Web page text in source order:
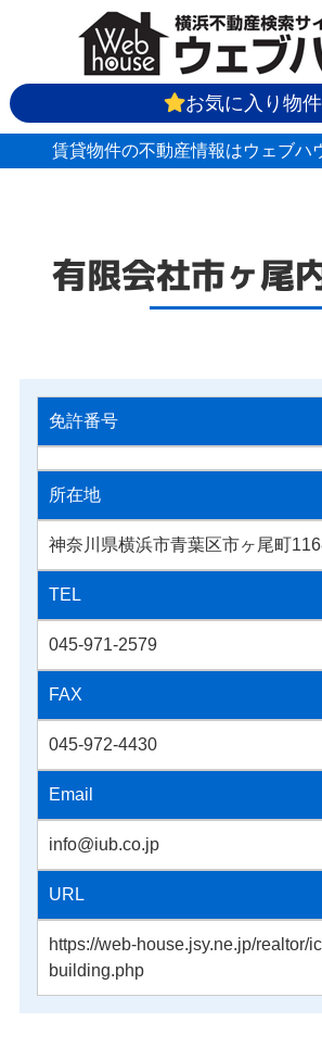
お気に入り物件
賃貸物件の不動産情報はウェブハ
有限会社市ヶ尾
免許番号
所在地
神奈川県横浜市青葉区市ヶ尾町
TEL
045-971-2579
FAX
045-972-4430
Email
info@iub.co.jp
URL
https://web-house.jsy.ne.jp/realtor/
building.php